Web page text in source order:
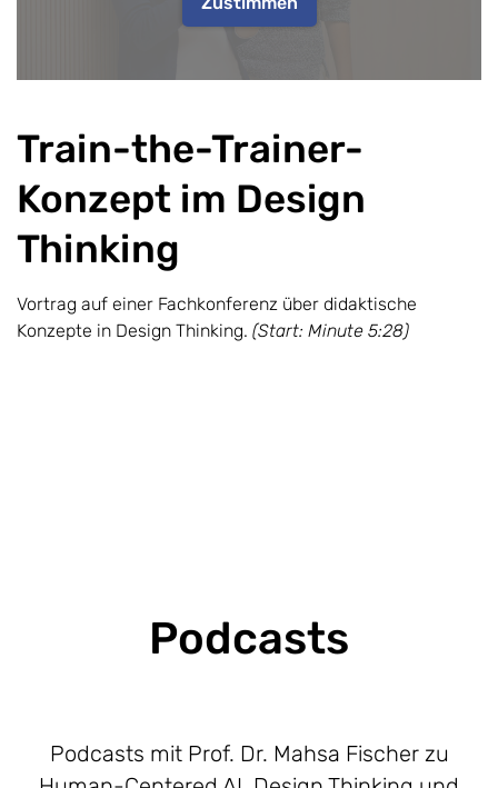
Train-the-Trainer-
Konzept im Design
Thinking
Vortrag auf einer Fachkonferenz über didaktische
Konzepte in Design Thinking. (Start: Minute 5:28)
Podcasts
Podcasts mit Prof. Dr. Mahsa Fischer zu